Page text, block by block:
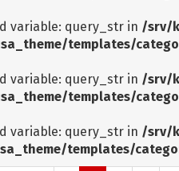
variable: query_str in /srv/
templates/
variable: query_str in /srv/
templates/
variable: query_str in /srv/
templates/